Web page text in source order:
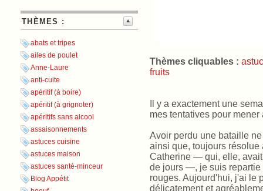
THÈMES :
abats et tripes
ailes de poulet
Anne-Laure
anti-cuite
apéritif (à boire)
apéritif (à grignoter)
apéritifs sans alcool
assaisonnements
astuces cuisine
astuces maison
astuces santé-minceur
Blog Appétit
Thèmes cliquables :
fruits
Il y a exactement une
mes tentatives pour
Avoir perdu une bataille
ainsi que, toujours
Catherine — qui, elle,
de jours —, je suis repartie
rouges. Aujourd'hui, j'ai le
délicatement et